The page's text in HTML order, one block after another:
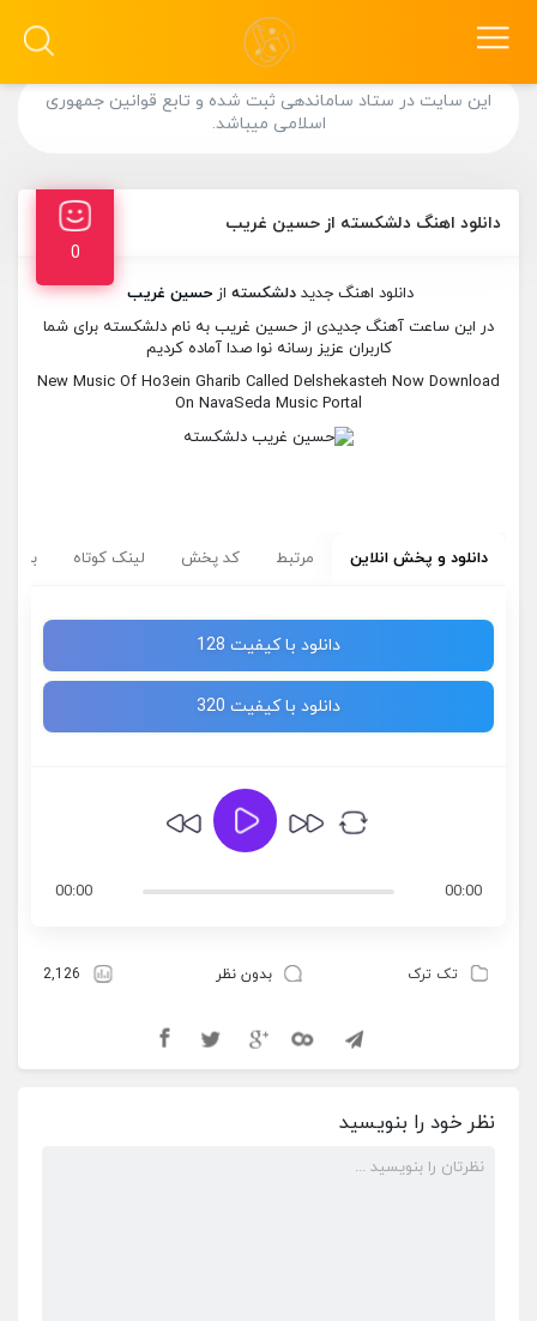
این سایت در ستاد ساماندهی ثبت شده و تابع قوانین جمهوری
اسلامی میباشد.
دانلود اهنگ دلشکسته از حسین غریب
0
دانلود اهنگ جدیددلشکسته ازحسین غریب
در این ساعت آهنگ جدیدی از حسین غریب به نام دلشکسته برای شما
کاربران عزیز رسانه نوا صدا آماده کردیم
New Music Of Ho3ein Gharib Called Delshekasteh Now Download
On NavaSeda Music Portal
دانلود و پخش انلاین مرتبط کد پخش لینک کوتاه
دانلود با کیفیت 128
دانلود با کیفیت 320
00:00
00:00
تک ترک بدون نظر 2,126
نظر خود را بنویسید